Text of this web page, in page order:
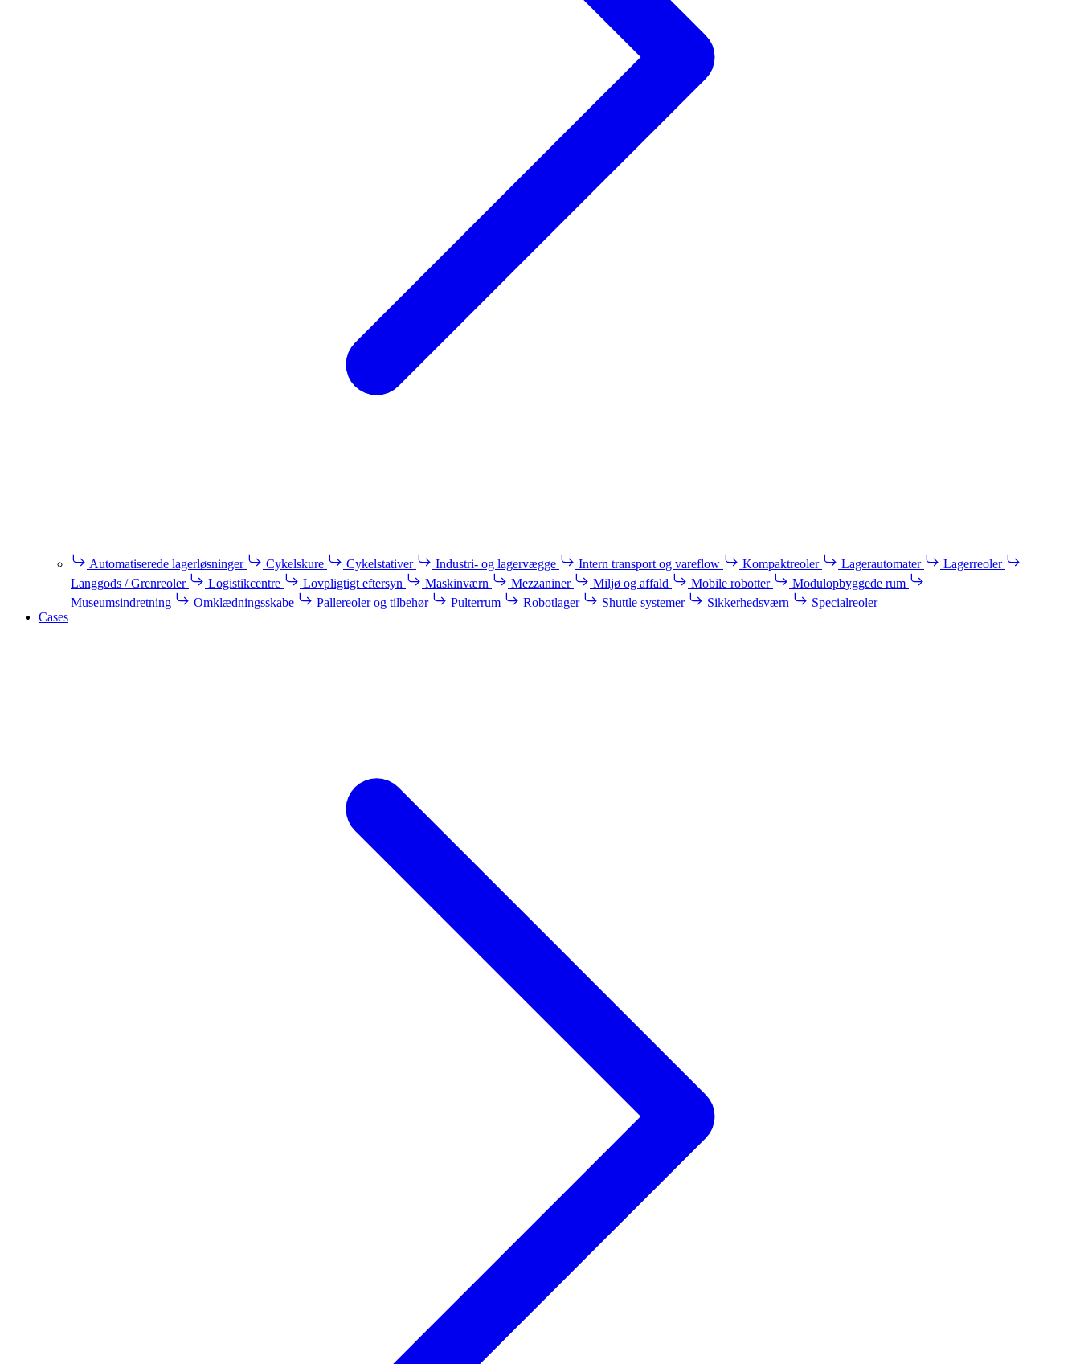
Automatiserede lagerløsninger Cykelskure Cykelstativer Industri- og lagervægge Intern transport og vareflow Kompaktreoler Lagerautomater
Lagerreoler
Langgods / Grenreoler
Logistikcentre Lovpligtigt eftersyn Maskinværn Mezzaniner Miljø og affald Mobile robotter
Modulopbyggede rum
Museumsindretning
Omklædningsskabe Pallereoler og tilbehør Pulterrum Robotlager Shuttle systemer Sikkerhedsværn
Specialreoler
Cases